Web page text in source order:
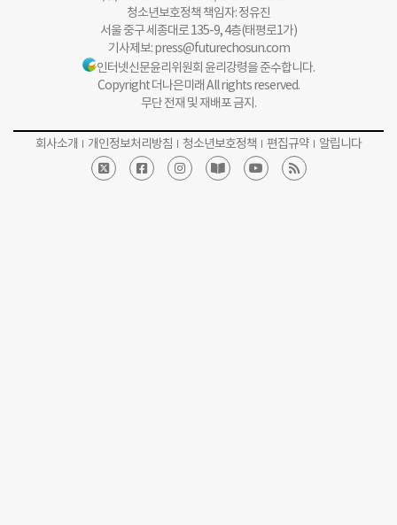
청소년보호정책 책임자: 정유진
서울 중구 세종대로 135-9, 4층(태평로1가)
기사제보:press@futurechosun.com
인터넷신문윤리위원회 윤리강령을 준수합니다.
Copyright 더나은미래 All rights reserved.
무단 전재 및 재배포 금지.
회사소개 개인정보처리방침 청소년보호정책 편집규약 알립니다